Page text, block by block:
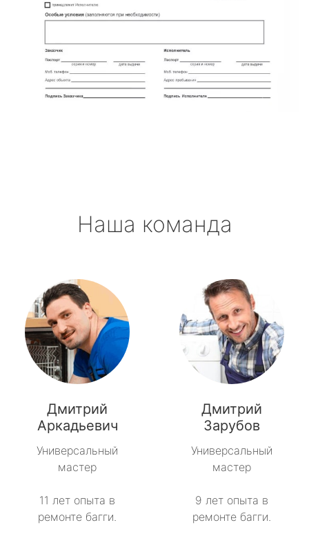
Наша команда
Дмитрий
Аркадьевич
Универсальный
мастер
11 лет опыта в
ремонте багги.
Дмитрий
Зарубов
Универсальный
мастер
9 лет опыта в
ремонте багги.